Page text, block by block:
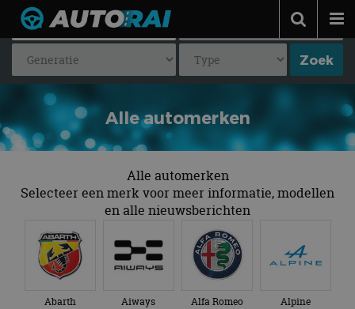
Autonieuws
Podcast
Autotests
Automerken
Contact
MotorRAI.nl
Alle automerken
Alle automerken
Selecteer een merk voor meer informatie, modellen
en alle nieuwsberichten
Abarth Aiways Alfa Romeo Alpine